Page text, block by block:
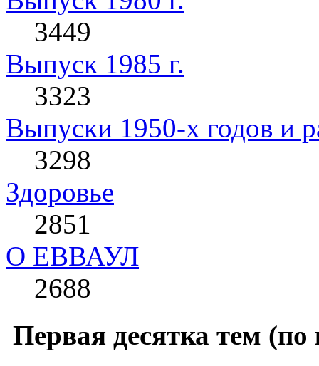
3449
Выпуск 1985 г.
3323
Выпуски 1950-х годов и
3298
Здоровье
2851
О ЕВВАУЛ
2688
Первая десятка тем (по